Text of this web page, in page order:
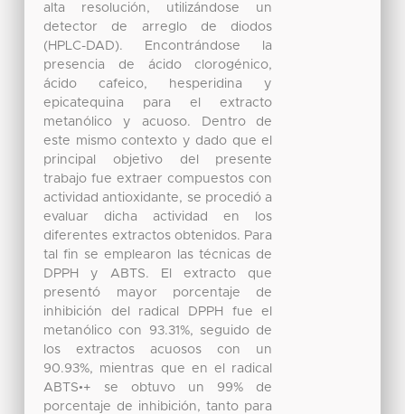
alta resolución, utilizándose un
detector de arreglo de diodos
(HPLC-DAD). Encontrándose la
presencia de ácido clorogénico,
ácido cafeico, hesperidina y
epicatequina para el extracto
metanólico y acuoso. Dentro de
este mismo contexto y dado que el
principal objetivo del presente
trabajo fue extraer compuestos con
actividad antioxidante, se procedió a
evaluar dicha actividad en los
diferentes extractos obtenidos. Para
tal fin se emplearon las técnicas de
DPPH y ABTS. El extracto que
presentó mayor porcentaje de
inhibición del radical DPPH fue el
metanólico con 93.31%, seguido de
los extractos acuosos con un
90.93%, mientras que en el radical
ABTS•+ se obtuvo un 99% de
porcentaje de inhibición, tanto para